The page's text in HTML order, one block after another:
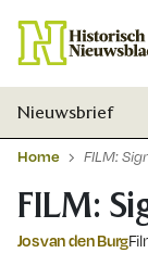
Nieuwsbrief
Home FILM:
FILM:
Jos van den Burg